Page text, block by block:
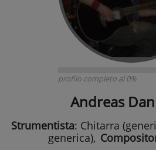
profilo completo al 0%
Andreas
Strumentista: Chitarra
generica),